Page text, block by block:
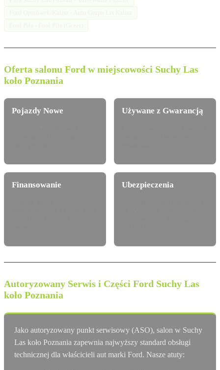
Oferta salonu Ford w miejscowości Suchy Las
koło Poznania
Pojazdy Nowe Używane z Gwarancją
Finansowanie Ubezpieczenia
Autoryzowany Serwis i Części Ford Suchy Las
koło Poznania
Jako autoryzowany punkt serwisowy (ASO), salon w Suchy
Las koło Poznania zapewnia najwyższy standard obsługi
technicznej dla właścicieli aut marki Ford. Nasze atuty: